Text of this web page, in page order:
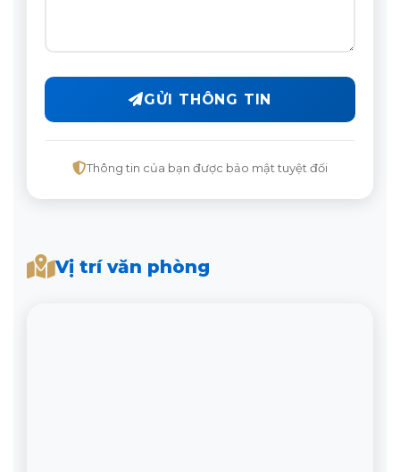
GỬI THÔNG TIN
Thông tin của bạn được bảo mật tuyệt đối
Vị trí văn phòng